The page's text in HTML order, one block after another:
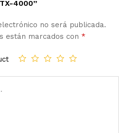
4000”
no será publicada.
están marcados con *